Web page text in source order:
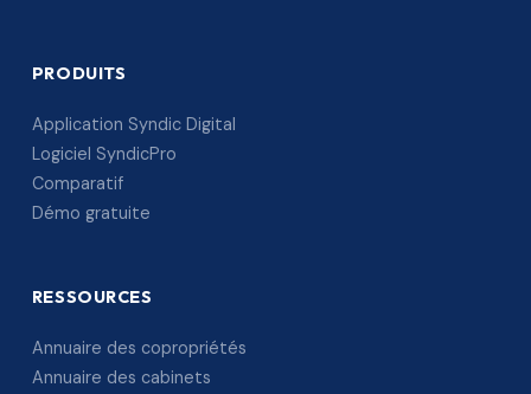
PRODUITS
Application Syndic Digital
Logiciel SyndicPro
Comparatif
Démo gratuite
RESSOURCES
Annuaire des copropriétés
Annuaire des cabinets